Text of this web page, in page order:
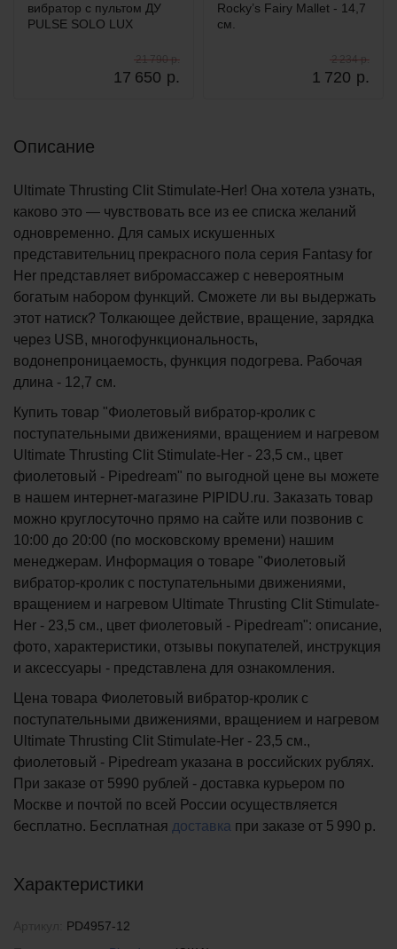
вибратор с пультом ДУ
PULSE SOLO LUX
17 650 р.
21 790 р.
Rocky’s Fairy Mallet - 14,7
см.
1 720 р.
2 234 р.
Описание
Ultimate Thrusting Clit Stimulate-Her! Она хотела узнать,
каково это — чувствовать все из ее списка желаний
одновременно. Для самых искушенных
представительниц прекрасного пола серия Fantasy for
Her представляет вибромассажер с невероятным
богатым набором функций. Сможете ли вы выдержать
этот натиск? Толкающее действие, вращение, зарядка
через USB, многофункциональность,
водонепроницаемость, функция подогрева. Рабочая
длина - 12,7 см.
Купить товар "Фиолетовый вибратор-кролик с
поступательными движениями, вращением и нагревом
Ultimate Thrusting Clit Stimulate-Her - 23,5 см., цвет
фиолетовый - Pipedream" по выгодной цене вы можете
в нашем интернет-магазине PIPIDU.ru. Заказать товар
можно круглосуточно прямо на сайте или позвонив с
10:00 до 20:00 (по московскому времени) нашим
менеджерам. Информация о товаре "Фиолетовый
вибратор-кролик с поступательными движениями,
вращением и нагревом Ultimate Thrusting Clit Stimulate-
Her - 23,5 см., цвет фиолетовый - Pipedream": описание,
фото, характеристики, отзывы покупателей, инструкция
и аксессуары - представлена для ознакомления.
Цена товара Фиолетовый вибратор-кролик с
поступательными движениями, вращением и нагревом
Ultimate Thrusting Clit Stimulate-Her - 23,5 см.,
фиолетовый - Pipedream указана в российских рублях.
При заказе от 5990 рублей - доставка курьером по
Москве и почтой по всей России осуществляется
бесплатно. Бесплатная доставка при заказе от 5 990 р.
Характеристики
PD4957-12